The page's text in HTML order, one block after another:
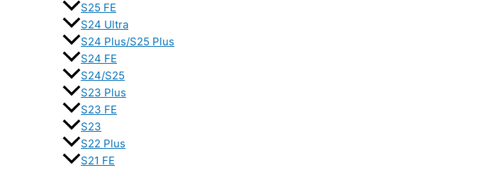
S25 FE
S24 Ultra
S24 Plus/S25 Plus
S24 FE
S24/S25
S23 Plus
S23 FE
S23
S22 Plus
S21 FE